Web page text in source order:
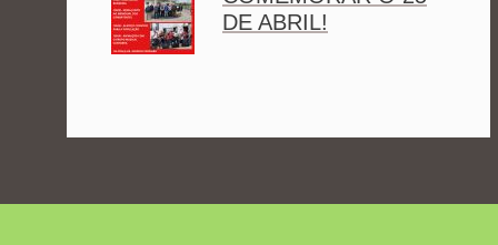
DE ABRIL!